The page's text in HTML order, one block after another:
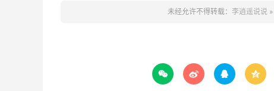
未经允许不得转载： 李逍遥说说»
   